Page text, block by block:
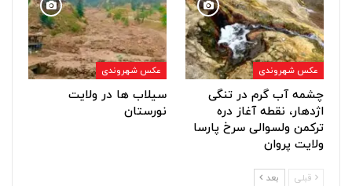
عکس شهروندی
چشمه آب گرم در تنگی
اژدهار، نقطه آغاز دره
ترکمن ولسوالی سرخ پارسا
ولایت پروان
عکس شهروندی
سیلاب ها در ولایت
نورستان
قبلی بعد